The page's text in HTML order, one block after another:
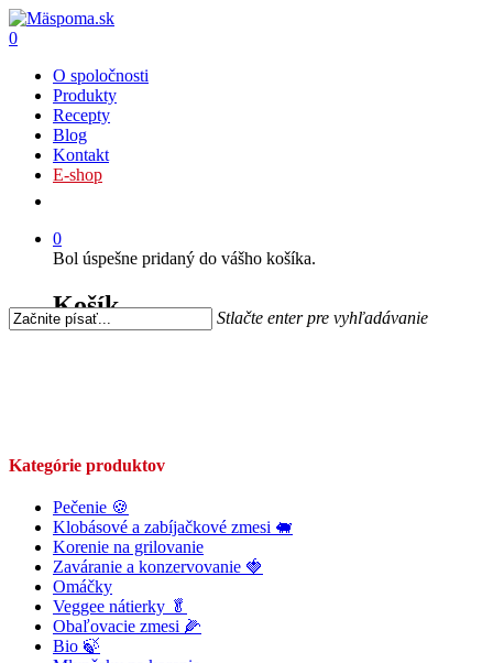
0
O spoločnosti
Produkty
Recepty
Blog
Kontakt
E-shop
0
Bol úspešne pridaný do vášho košíka.
Košík Stlačte enter pre vyhľadávanie
Kategórie produktov
Pečenie 🍪
Klobásové a zabíjačkové zmesi 🐖
Korenie na grilovanie
Zaváranie a konzervovanie 🍓
Omáčky
Veggee nátierky 🥬
Obaľovacie zmesi 🌽
Bio 🍃